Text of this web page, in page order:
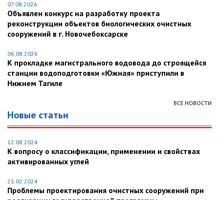
07.08.2026
Объявлен конкурс на разработку проекта
реконструкции объектов биологических очистных
сооружений в г. Новочебоксарске
06.08.2026
К прокладке магистрального водовода до строящейся
станции водоподготовки «Южная» приступили в
Нижнем Тагиле
ВСЕ НОВОСТИ
Новые статьи
12.08.2024
К вопросу о классификации, применении и свойствах
активированных углей
21.02.2024
Проблемы проектирования очистных сооружений при